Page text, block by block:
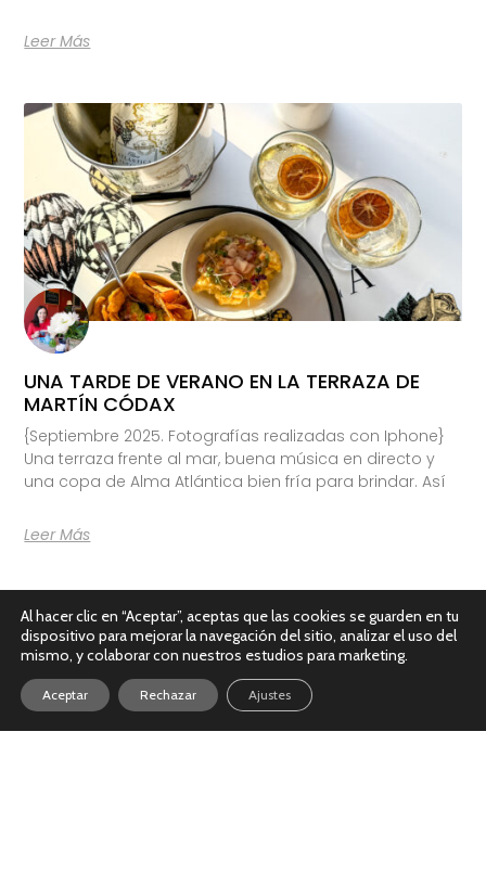
Leer Más
UNA TARDE DE VERANO EN LA TERRAZA DE
MARTÍN CÓDAX
{Septiembre 2025. Fotografías realizadas con Iphone}
Una terraza frente al mar, buena música en directo y
una copa de Alma Atlántica bien fría para brindar. Así
Leer Más
Al hacer clic en “Aceptar”, aceptas que las cookies se guarden en tu
dispositivo para mejorar la navegación del sitio, analizar el uso del
mismo, y colaborar con nuestros estudios para marketing.
Aceptar Rechazar Ajustes